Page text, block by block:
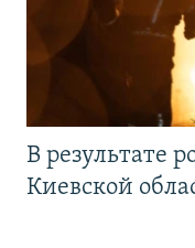
В результате
Киевской